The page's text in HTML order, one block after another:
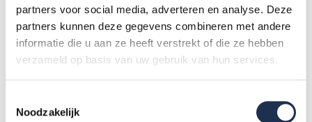
partners voor social media, adverteren en analyse. Deze
partners kunnen deze gegevens combineren met andere
informatie die u aan ze heeft verstrekt of die ze hebben
verzameld op basis van uw gebruik van hun services.
Noodzakelijk